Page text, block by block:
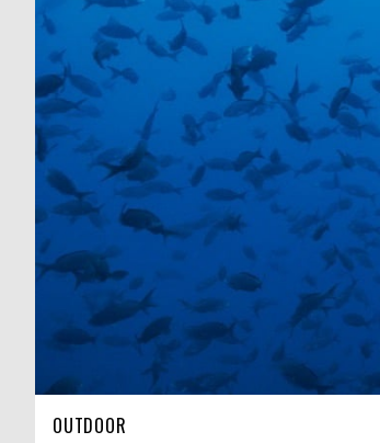
OUTDOOR